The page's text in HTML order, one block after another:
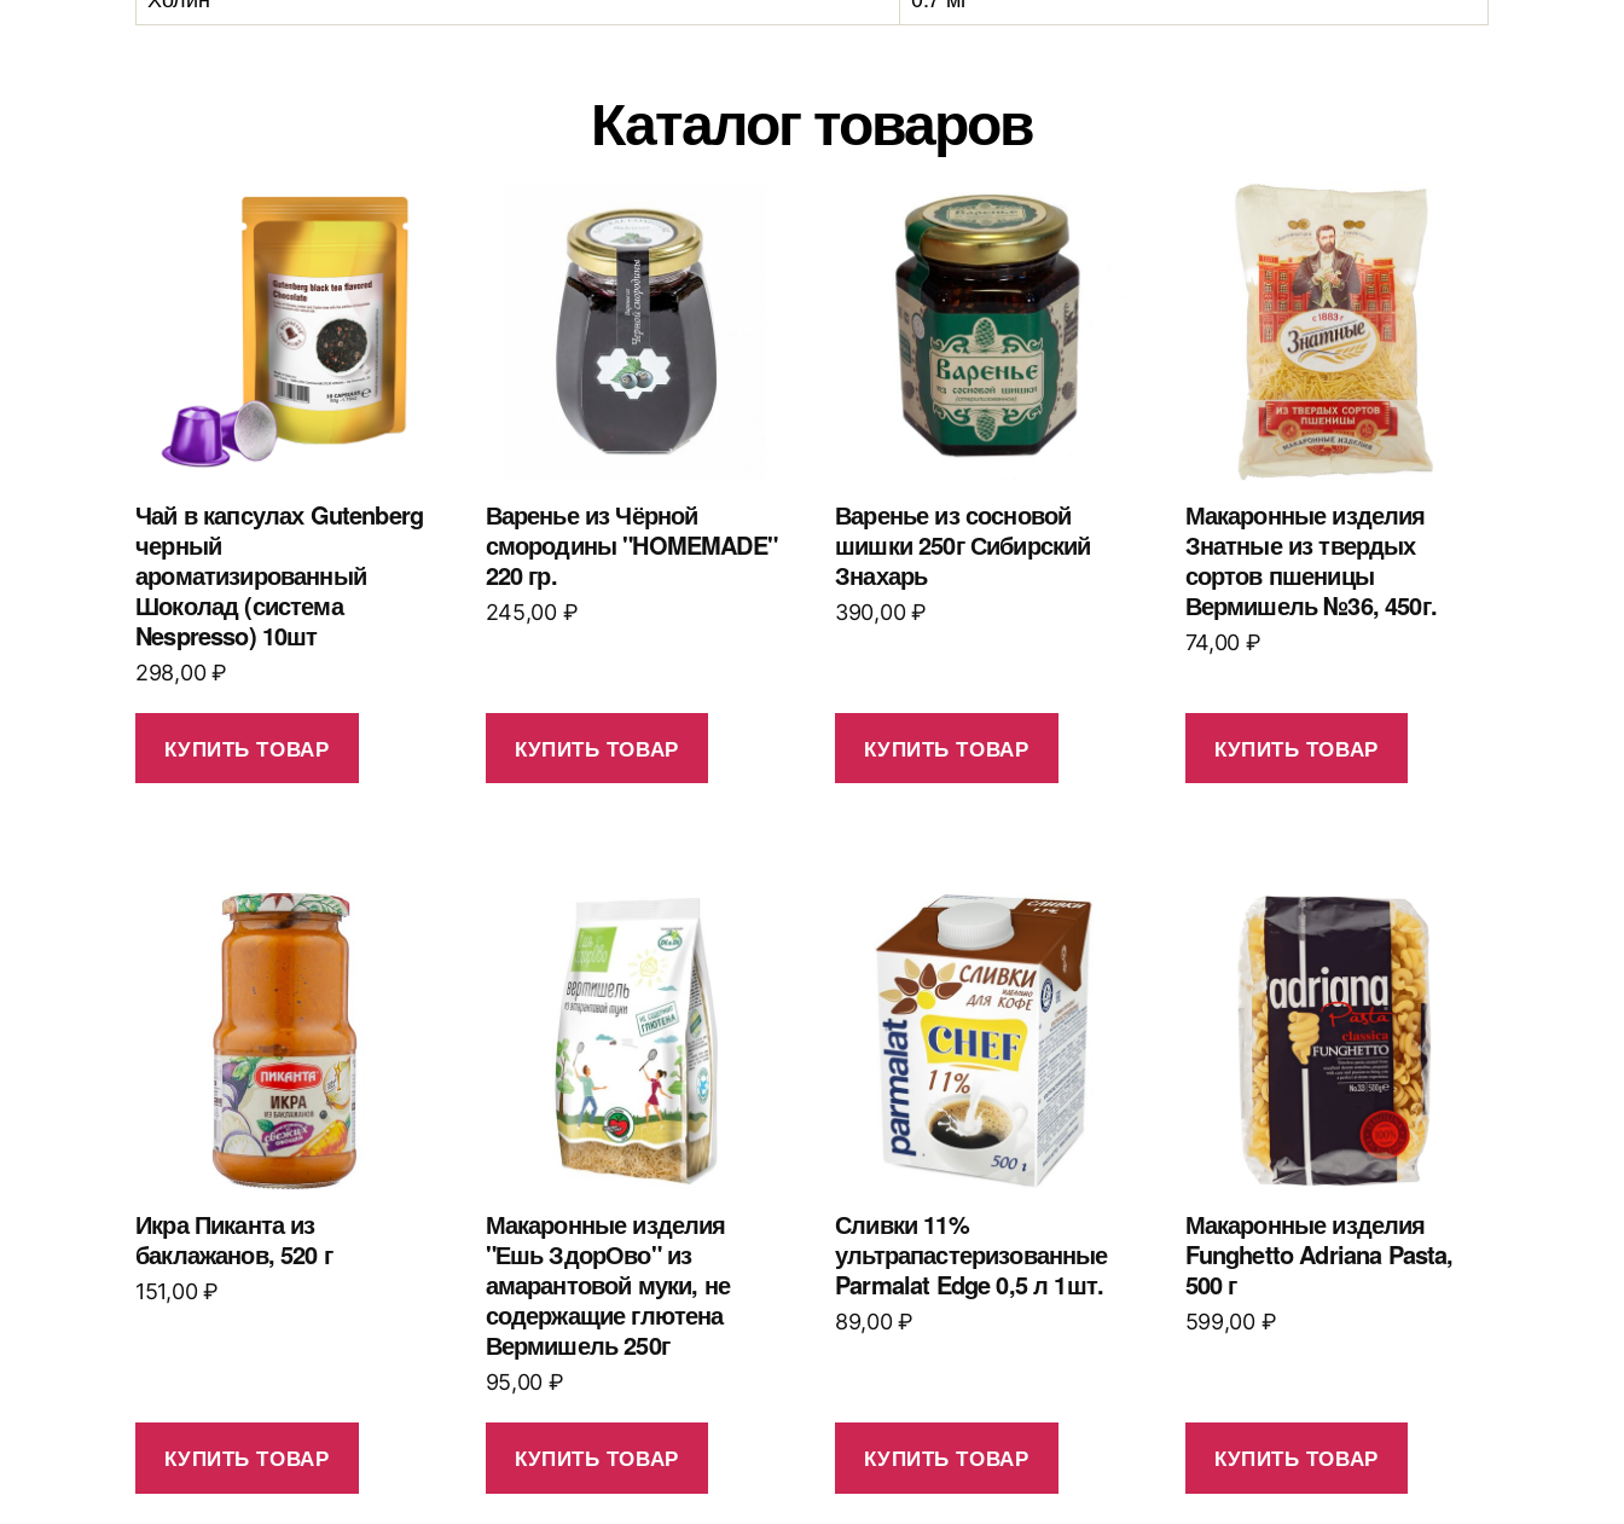
Каталог товаров
Чай в капсулах Gutenberg
черный
ароматизированный
Шоколад (система
Nespresso) 10шт
298,00₽
КУПИТЬ ТОВАР
Варенье из Чёрной
смородины "HOMEMADE"
220 гр.
245,00 ₽
КУПИТЬ ТОВАР
Варенье из сосновой
шишки 250г Сибирский
Знахарь
390,00₽
КУПИТЬ ТОВАР
Макаронные изделия
Знатные из твердых
сортов пшеницы
Вермишель №36, 450г.
74,00 ₽
КУПИТЬ ТОВАР
Икра Пиканта из
баклажанов, 520 г
151,00₽
КУПИТЬ ТОВАР
Макаронные изделия
"Ешь ЗдорОво" из
амарантовой муки, не
содержащие глютена
Вермишель 250г
95,00 ₽
КУПИТЬ ТОВАР
Сливки 11%
ультрапастеризованные
Parmalat Edge 0,5 л 1шт.
89,00₽
КУПИТЬ ТОВАР
Макаронные изделия
Funghetto Adriana Pasta,
500 г
599,00 ₽
КУПИТЬ ТОВАР